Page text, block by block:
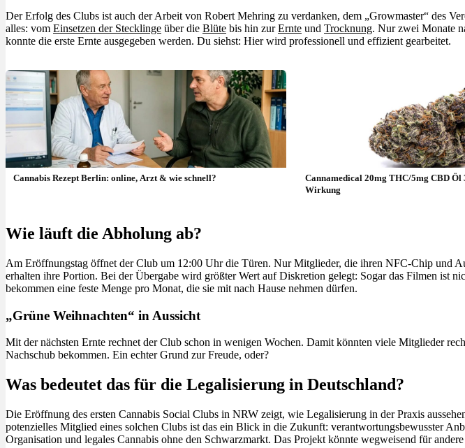
Der Erfolg des Clubs ist auch der Arbeit von Robert Mehring zu verdanken, dem „Growmaster“ des
alles: vom Einsetzen der Stecklinge über die Blüte bis hin zurErnte und Trocknung. Nur zwei Monate
konnte die erste Ernte ausgegeben werden. Du siehst: Hier wird professionell und effizient gearbeitet.
Cannabis Rezept Berlin: online, Arzt & wie schnell?
Cannamedical 20mg THC/5mg CBD Öl
Wirkung
Wie läuft die Abholung ab?
Am Eröffnungstag öffnet der Club um 12:00 Uhr die Türen. Nur Mitglieder, die ihren NFC-Chip und
erhalten ihre Portion. Bei der Übergabe wird größter Wert auf Diskretion gelegt: Sogar das Filmen ist
bekommen eine feste Menge pro Monat, die sie mit nach Hause nehmen dürfen.
„Grüne Weihnachten“ in Aussicht
Mit der nächsten Ernte rechnet der Club schon in wenigen Wochen. Damit könnten viele Mitglieder
Nachschub bekommen. Ein echter Grund zur Freude, oder?
Was bedeutet das für die Legalisierung in Deutschland?
Die Eröffnung des ersten Cannabis Social Clubs in NRW zeigt, wie Legalisierung in der Praxis
potenzielles Mitglied eines solchen Clubs ist das ein Blick in die Zukunft: verantwortungsbewusster
Organisation und legales Cannabis ohne den Schwarzmarkt. Das Projekt könnte wegweisend für